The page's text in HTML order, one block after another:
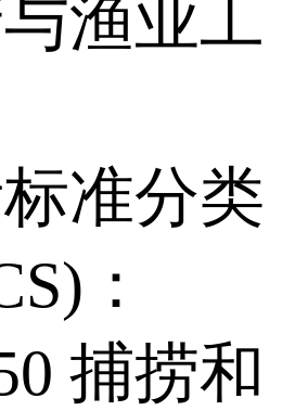
渔业工
准分类
：
捕捞和